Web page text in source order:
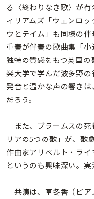
る〈終わりなき歌〉が
ィリアムズ「ウェンロ
ウとテイム」も同様の
重奏が伴奏の歌曲集「
独特の質感をもつ英国
楽大学で学んだ波多野
発音と温かな声の響き
だろう。
また、ブラームスの死
リアの5つの歌」が、歌
作曲家アリベルト・ライ
というのも興味深い。実
共演は、草冬香（ピア